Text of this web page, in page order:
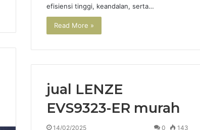
efisiensi tinggi, keandalan, serta…
Read More »
jual LENZE
EVS9323-ER murah
14/02/2025 0 143